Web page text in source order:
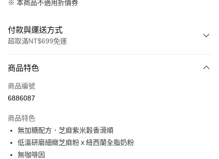
※ 本商品不適用折價券
付款與運送方式
超取滿NT$699免運
信用卡一次付款
超商取貨付款
Apple Pay
街口支付
商品特色
商品編號
6886087
商品特色
無加糖配方．芝麻紫米穀香滑順
低溫研磨細緻芝麻粉ｘ紐西蘭全脂奶粉
無咖啡因